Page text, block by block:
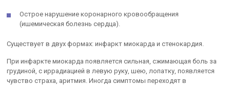
Острое нарушение коронарного кровообращения
(ишемическая болезнь сердца).
Существует в двух формах: инфаркт миокарда и стенокардия.
При инфаркте миокарда появляется сильная, сжимающая боль за
грудиной, с иррадиацией в левую руку, шею, лопатку, появляется
чувство страха, аритмия. Иногда симптомы переходят в